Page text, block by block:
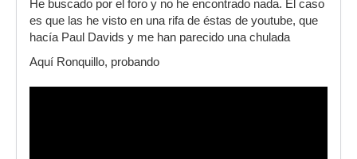
He buscado por el foro y no he encontrado nada. El caso
es que las he visto en una rifa de éstas de youtube, que
hacía Paul Davids y me han parecido una chulada
Aquí Ronquillo, probando